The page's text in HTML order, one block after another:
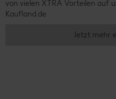
von vielen XTRA Vorteilen auf
Kaufland.de
Jetzt mehr